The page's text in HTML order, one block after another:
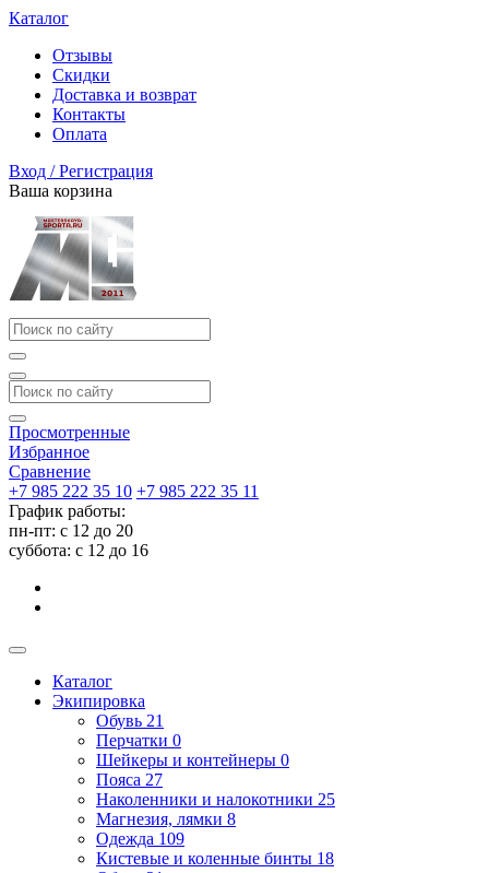
Каталог
Отзывы
Скидки
Доставка и возврат
Контакты
Оплата
Вход / Регистрация
Ваша корзина
Просмотренные
Избранное
Сравнение
+7 985 222 35 10 +7 985 222 35 11
График работы:
пн-пт: с 12 до 20
суббота: c 12 до 16
Каталог
Экипировка
Обувь 21
Перчатки 0
Шейкеры и контейнеры 0
Пояса 27
Наколенники и налокотники 25
Магнезия, лямки 8
Одежда 109
Кистевые и коленные бинты 18